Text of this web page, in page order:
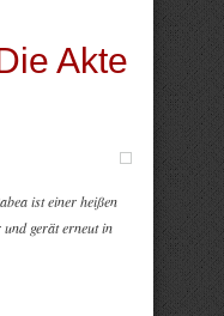
Akte
ist einer heißen
gerät erneut in